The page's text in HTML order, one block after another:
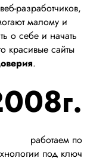
разработчиков,
малому и
о себе и начать
красивые сайты
.
работаем по
под ключ